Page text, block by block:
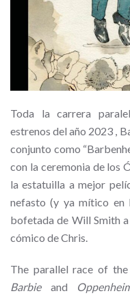
Toda la carrera
estrenos del año 2023 ,
conjunto como
con la ceremonia de los
la estatuilla a mejor
nefasto (y ya mítico en
bofetada de Will Smith
cómico de Chris.
The parallel race of
Barbieand